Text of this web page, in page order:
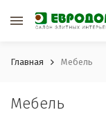
Главная Мебель
Мебель